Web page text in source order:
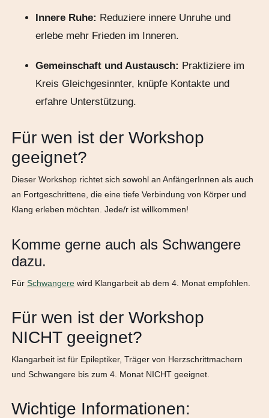
Innere Ruhe: Reduziere innere Unruhe und
erlebe mehr Frieden im Inneren.
Gemeinschaft und Austausch: Praktiziere im
Kreis Gleichgesinnter, knüpfe Kontakte und
erfahre Unterstützung.
Für wen ist der Workshop
geeignet?
Dieser Workshop richtet sich sowohl an AnfängerInnen als auch
an Fortgeschrittene, die eine tiefe Verbindung von Körper und
Klang erleben möchten. Jede/r ist willkommen!
Komme gerne auch als Schwangere
dazu.
Für Schwangerewird Klangarbeit ab dem 4. Monat empfohlen.
Für wen ist der Workshop
NICHT geeignet?
Klangarbeit ist für Epileptiker, Träger von Herzschrittmachern
und Schwangere bis zum 4. Monat NICHT geeignet.
Wichtige Informationen: